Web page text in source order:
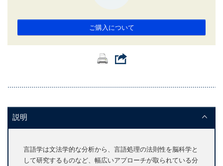
ご購入について
説明
言語学は文法学的な分析から、言語処理の法則性を脳科学と
して研究するものなど、幅広いアプローチが取られている分